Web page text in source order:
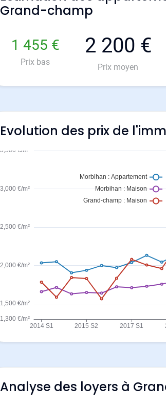
Grand-champ
1 455 €
Prix bas
2 200 €
Prix moyen
Evolution des prix de
Analyse des loyers à